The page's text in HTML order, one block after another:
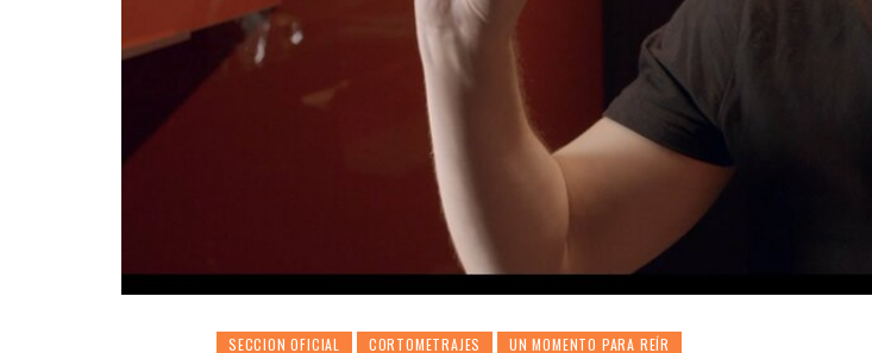
SECCION OFICIAL CORTOMETRAJES UN MOMENTO PARA REÍR